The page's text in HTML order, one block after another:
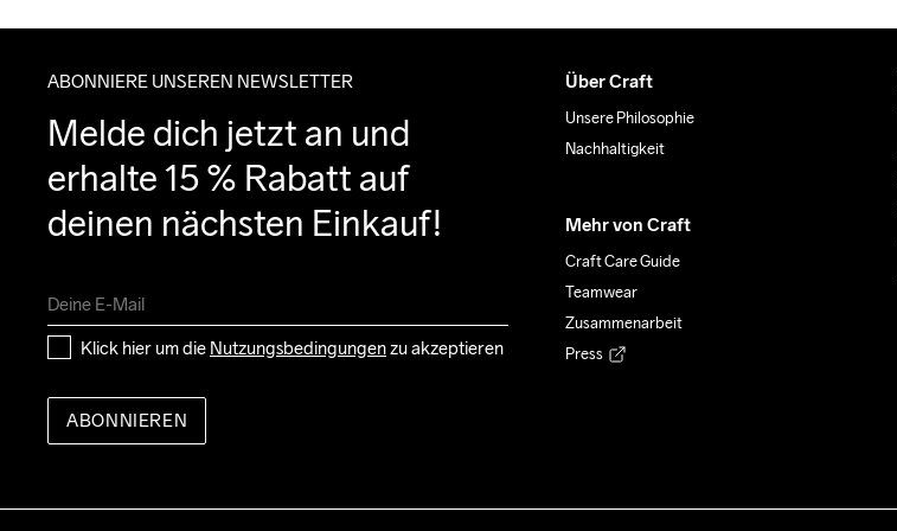
ABONNIERE UNSEREN NEWSLETTER
Melde dich jetzt an und
erhalte 15 % Rabatt auf
deinen nächsten Einkauf!
Klick hier um die Nutzungsbedingungen zu akzeptieren
ABONNIEREN
Über Craft
Unsere Philosophie
Nachhaltigkeit
Mehr von Craft
Craft Care Guide
Teamwear
Zusammenarbeit
Press